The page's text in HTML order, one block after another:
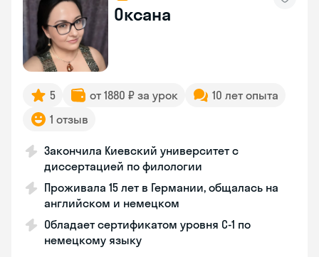
Оксана
5 от 1880 ₽ за урок
10 лет опыта
1 отзыв
Закончила Киевский университет с
диссертацией по филологии
Проживала 15 лет в Германии, общалась на
английском и немецком
Обладает сертификатом уровня C-1 по
немецкому языку